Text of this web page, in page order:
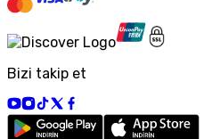
Bizi takip et